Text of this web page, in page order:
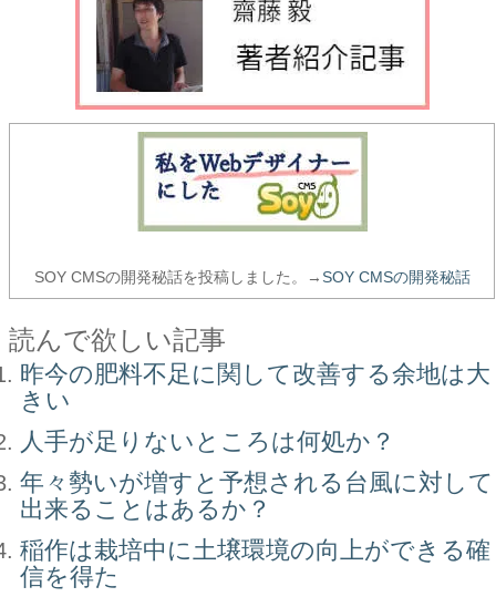
SOY CMSの開発秘話を投稿しました。→SOY CMSの開発秘話
読んで欲しい記事
昨今の肥料不足に関して改善する余地は大
きい
人手が足りないところは何処か？
年々勢いが増すと予想される台風に対して
出来ることはあるか？
稲作は栽培中に土壌環境の向上ができる確
信を得た